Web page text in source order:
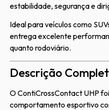
estabilidade, segurança e
Ideal para veículos como
entrega excelente
quanto rodoviário.
Descrição
O ContiCrossContact UHP
comportamento esportivo